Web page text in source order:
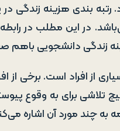
رتبه بندی هزینه‌ زندگی
در این مطلب در
زندگی دانشجویی باهم
از افراد است. برخی
تلاشی برای به وقوع
به چند مورد آن اشاره